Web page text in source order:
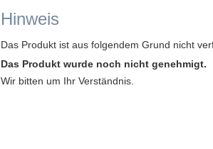
Hinweis
Das Produkt ist aus folgendem Grund nicht
Das Produkt wurde noch nicht genehmigt.
Wir bitten um Ihr Verständnis.